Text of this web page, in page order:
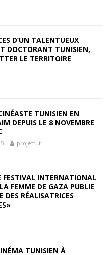
D’UN TALENTUEUX
DOCTORANT TUNISIEN,
LE TERRITOIRE
TUNISIEN EN
DEPUIS LE 8 NOVEMBRE
projettut
FESTIVAL INTERNATIONAL
FEMME DE GAZA PUBLIE
DES RÉALISATRICES
TUNISIEN À